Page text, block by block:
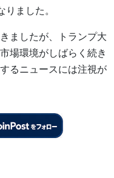
りました。
ましたが、トランプ大
場環境がしばらく続き
るニュースには注視が